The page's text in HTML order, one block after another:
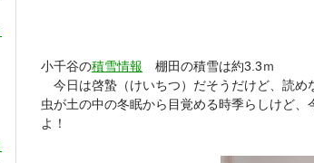
小千谷の積雪情報 棚田の積雪は約3.3ｍ
今日は啓蟄（けいちつ）だそうだけど、読め
虫が土の中の冬眠から目覚める時季らしけど
よ！